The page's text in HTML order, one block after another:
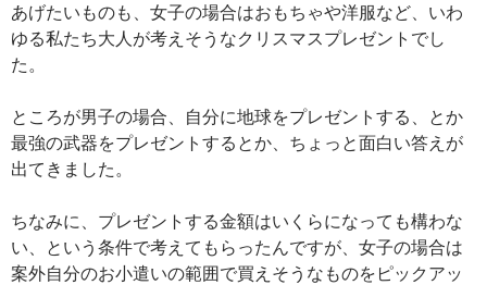
あげたいものも、女子の場合はおもちゃや洋服など、いわ
ゆる私たち大人が考えそうなクリスマスプレゼントでし
た。
ところが男子の場合、自分に地球をプレゼントする、とか
最強の武器をプレゼントするとか、ちょっと面白い答えが
出てきました。
ちなみに、プレゼントする金額はいくらになっても構わな
い、という条件で考えてもらったんですが、女子の場合は
案外自分のお小遣いの範囲で買えそうなものをピックアッ